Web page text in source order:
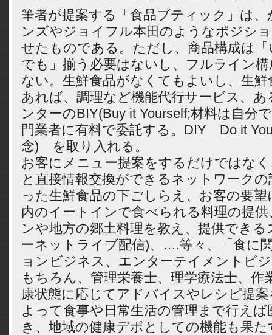
筆者が提案する「食品ブティック」は
ンズやジョイフル本田のようなポジシ
せたものである。ただし、商品構成は
でも」揃う必要はないし、フルライン
ない。生鮮食品がなくてもよいし、生
あれば、調理など機能代行サービス、
ンターのBIY(Buy it Yourself;材料は自分
門業者に有料で委託する。DIY Do it
念) を取り入れる。
お客にメニュー提案をするだけではな
と直接情報交換ができるネットワーク
った生鮮食品の下ごしらえ、お客の要
内のイートインで食べられる料理の提
ンや地方の郷土料理を教え、提供でき
ーネットライブ配信)、….等々、「食に
ョンビジネス、エンターテイメントビ
もちろん、管理栄養士、理学療法士、作
康状態に応じてアドバイスやレシピ提
よって食事や日常生活の管理まで行えば
き、地域の健康デポとしての機能も果た